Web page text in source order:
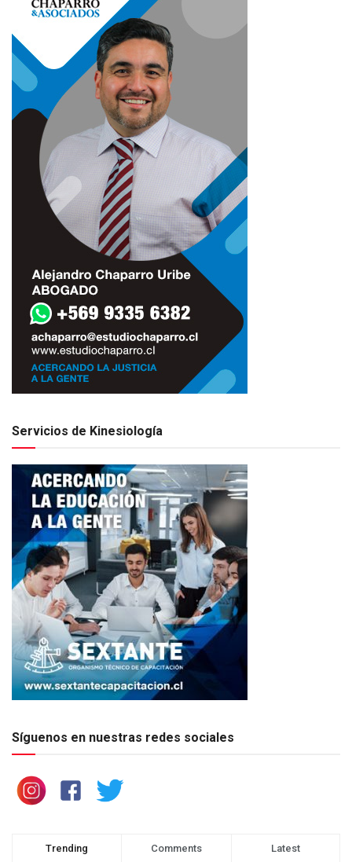
Servicios de Kinesiología
Síguenos en nuestras redes sociales
Trending Comments Latest